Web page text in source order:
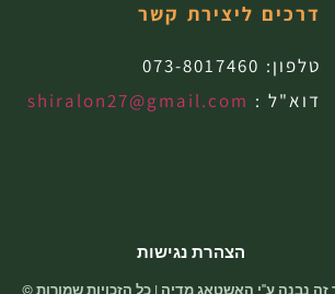
דרכים ליצירת קשר
טלפון: 073-8017460
דוא"ל : shiralon27@gmail.com
הצהרת נגישות
זה נבנה ע"י האשטאג מדיה | כל הזכויות שמורות ©